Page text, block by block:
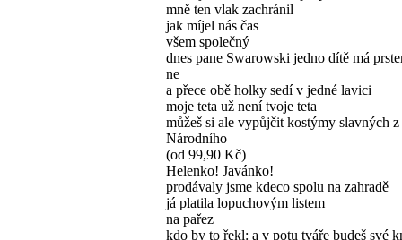
mně ten vlak zachránil
jak míjel nás čas
všem společný
dnes pane Swarowski jedno dítě má
ne
a přece obě holky sedí v jedné lavici
moje teta už není tvoje teta
můžeš si ale vypůjčit kostýmy slavných z
Národního
(od 99,90 Kč)
Helenko! Javánko!
prodávaly jsme kdeco spolu na zahradě
já platila lopuchovým listem
na pařez
kdo by to řekl: a v potu tváře budeš své